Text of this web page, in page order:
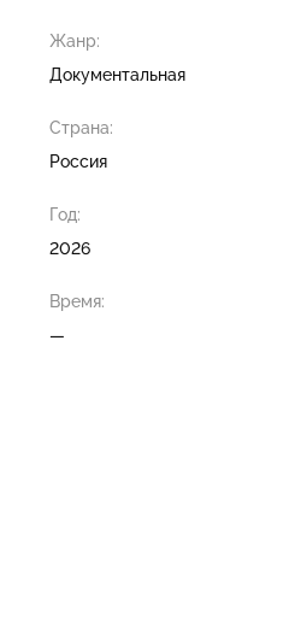
Жанр:
Документальная
Страна:
Россия
Год:
2026
Время:
—